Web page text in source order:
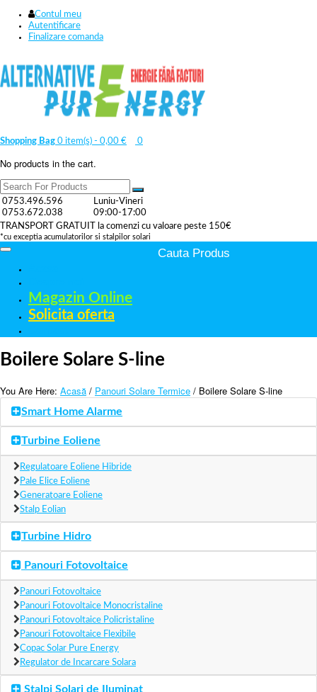
Contul meu
Autentificare
Finalizare comanda
Shopping Bag 0 item(s) - 0,00 € 0
No products in the cart.
0753.496.596
0753.672.038
Luniu-Vineri
09:00-17:00
TRANSPORT GRATUIT la comenzi cu valoare peste 150€
*cu exceptia acumulatorilor si stalpilor solari
Magazin Online
Solicita oferta
Boilere Solare S-line
You Are Here: Acasă / Panouri Solare Termice / Boilere Solare S-line
Smart Home Alarme
Turbine Eoliene
Regulatoare Eoliene Hibride
Pale Elice Eoliene
Generatoare Eoliene
Stalp Eolian
Turbine Hidro
Panouri Fotovoltaice
Panouri Fotovoltaice
Panouri Fotovoltaice Monocristaline
Panouri Fotovoltaice Policristaline
Panouri Fotovoltaice Flexibile
Copac Solar Pure Energy
Regulator de Incarcare Solara
Stalpi Solari de Iluminat